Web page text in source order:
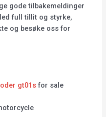
gode tilbakemeldinger
full tillit og styrke,
og besøke oss for
gt01sfor sale